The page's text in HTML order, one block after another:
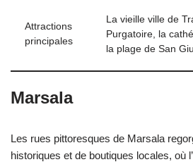
Attractions
principales
La vieille ville de
Purgatoire, la
la plage de San
Marsala
Les rues pittoresques de Marsala
historiques et de boutiques locales, où